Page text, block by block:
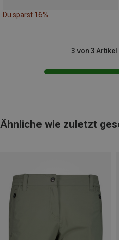
Du sparst 16%
3 von 3
Ähnliche wie zuletzt